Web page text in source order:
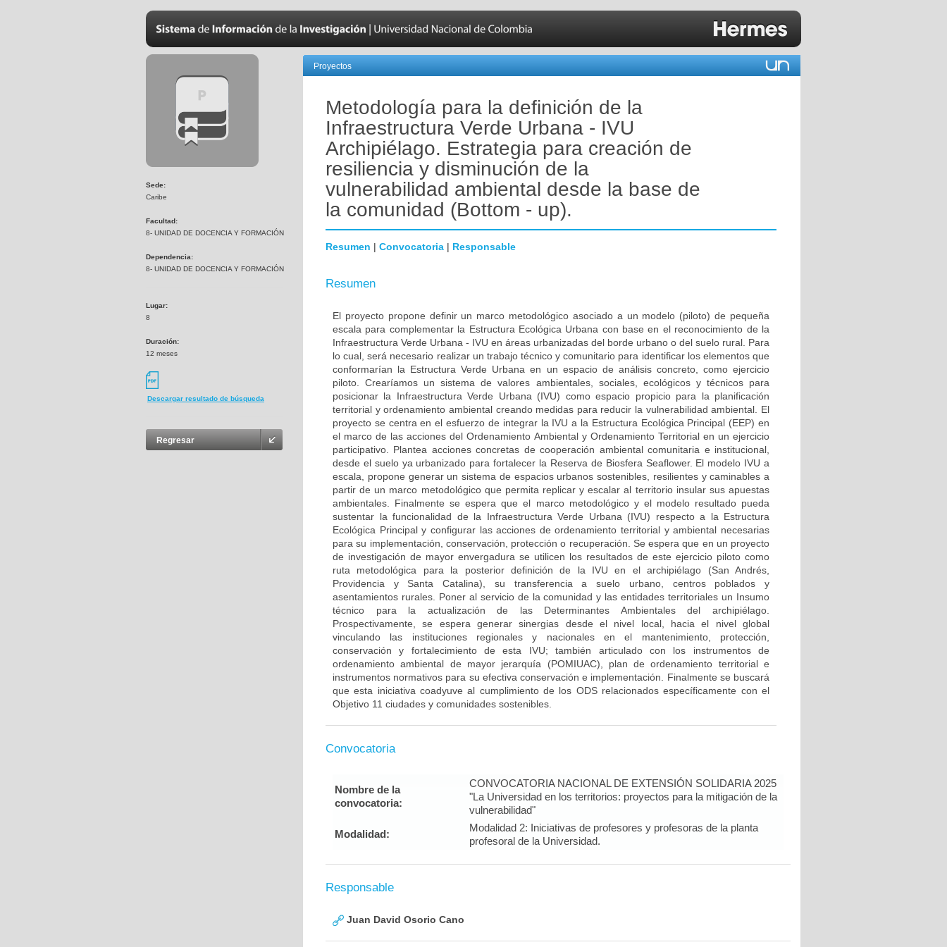
Sede:
Caribe
Facultad:
8- UNIDAD DE DOCENCIA Y FORMACIÓN
Dependencia:
8- UNIDAD DE DOCENCIA Y FORMACIÓN
Lugar:
8
Duración:
12 meses
Descargar resultado de búsqueda
Regresar
Proyectos
Metodología para la definición de la
Infraestructura Verde Urbana - IVU
Archipiélago. Estrategia para creación de
resiliencia y disminución de la
vulnerabilidad ambiental desde la base de
la comunidad (Bottom - up).
Resumen | Convocatoria | Responsable
Resumen
El proyecto propone definir un marco metodológico asociado a un modelo (piloto) de pequeña
escala para complementar la Estructura Ecológica Urbana con base en el reconocimiento de la
Infraestructura Verde Urbana - IVU en áreas urbanizadas del borde urbano o del suelo rural. Para
lo cual, será necesario realizar un trabajo técnico y comunitario para identificar los elementos que
conformarían la Estructura Verde Urbana en un espacio de análisis concreto, como ejercicio
piloto. Crearíamos un sistema de valores ambientales, sociales, ecológicos y técnicos para
posicionar la Infraestructura Verde Urbana (IVU) como espacio propicio para la planificación
territorial y ordenamiento ambiental creando medidas para reducir la vulnerabilidad ambiental. El
proyecto se centra en el esfuerzo de integrar la IVU a la Estructura Ecológica Principal (EEP) en
el marco de las acciones del Ordenamiento Ambiental y Ordenamiento Territorial en un ejercicio
participativo. Plantea acciones concretas de cooperación ambiental comunitaria e institucional,
desde el suelo ya urbanizado para fortalecer la Reserva de Biosfera Seaflower. El modelo IVU a
escala, propone generar un sistema de espacios urbanos sostenibles, resilientes y caminables a
partir de un marco metodológico que permita replicar y escalar al territorio insular sus apuestas
ambientales. Finalmente se espera que el marco metodológico y el modelo resultado pueda
sustentar la funcionalidad de la Infraestructura Verde Urbana (IVU) respecto a la Estructura
Ecológica Principal y configurar las acciones de ordenamiento territorial y ambiental necesarias
para su implementación, conservación, protección o recuperación. Se espera que en un proyecto
de investigación de mayor envergadura se utilicen los resultados de este ejercicio piloto como
ruta metodológica para la posterior definición de la IVU en el archipiélago (San Andrés,
Providencia y Santa Catalina), su transferencia a suelo urbano, centros poblados y
asentamientos rurales. Poner al servicio de la comunidad y las entidades territoriales un Insumo
técnico para la actualización de las Determinantes Ambientales del archipiélago.
Prospectivamente, se espera generar sinergias desde el nivel local, hacia el nivel global
vinculando las instituciones regionales y nacionales en el mantenimiento, protección,
conservación y fortalecimiento de esta IVU; también articulado con los instrumentos de
ordenamiento ambiental de mayor jerarquía (POMIUAC), plan de ordenamiento territorial e
instrumentos normativos para su efectiva conservación e implementación. Finalmente se buscará
que esta iniciativa coadyuve al cumplimiento de los ODS relacionados específicamente con el
Objetivo 11 ciudades y comunidades sostenibles.
Convocatoria
Nombre de la
convocatoria:
CONVOCATORIA NACIONAL DE EXTENSIÓN SOLIDARIA 2025
"La Universidad en los territorios: proyectos para la mitigación de la
vulnerabilidad"
Modalidad:
Modalidad 2: Iniciativas de profesores y profesoras de la planta
profesoral de la Universidad.
Responsable
Juan David Osorio Cano